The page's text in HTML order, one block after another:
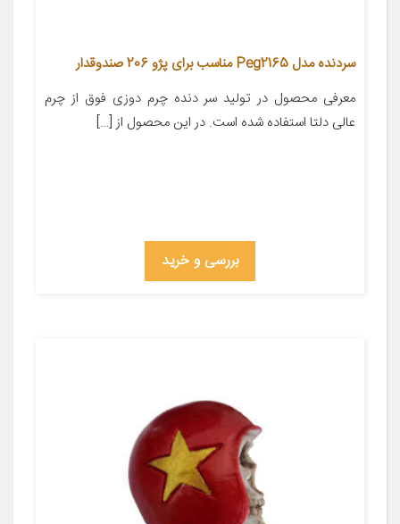
سردنده مدل Peg2165 مناسب برای پژو 206 صندوقدار
معرفی محصول در تولید سر دنده چرم دوزی فوق از چرم
عالی دلتا استفاده شده است. در این محصول از […]
بررسی و خرید